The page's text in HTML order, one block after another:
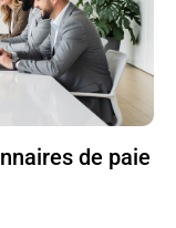
de paie